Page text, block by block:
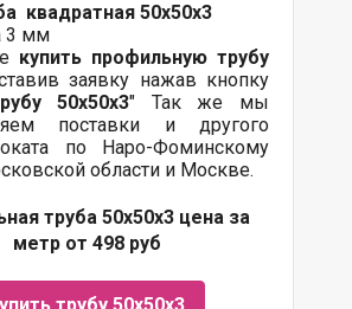
квадратная 50х50х3
3 мм
купить профильную трубу
заявку нажав кнопку
50х50х3" Так же мы
поставки и другого
по Наро-Фоминскому
области и Москве.
труба 50х50х3 цена за
метр от 498 руб